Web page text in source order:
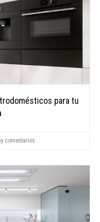
para tu
comentarios